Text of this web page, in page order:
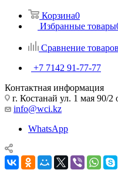
Корзина0
Избранные товары
Сравнение товаров
+7 7142 91-77-77
Контактная информация
г. Костанай ул. 1 мая 90/2
info@wci.kz
WhatsApp